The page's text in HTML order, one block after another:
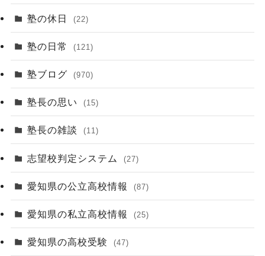
塾の休日 (22)
塾の日常 (121)
塾ブログ (970)
塾長の思い (15)
塾長の雑談 (11)
志望校判定システム (27)
愛知県の公立高校情報 (87)
愛知県の私立高校情報 (25)
愛知県の高校受験 (47)